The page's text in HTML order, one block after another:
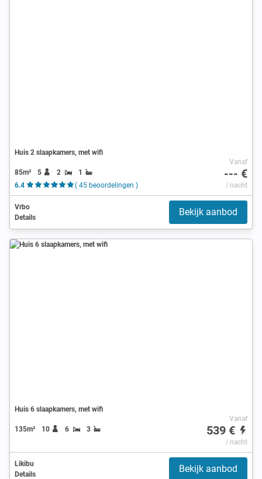
Huis 2 slaapkamers, met wifi
85m² 5 2
1
6.4
( 45 beoordelingen )
Vanaf
--- €
/ nacht
Vrbo
Details
Bekijk aanbod
Huis 6 slaapkamers, met wifi
135m² 10 6 3
Vanaf
539 €
/ nacht
Likibu
Details
Bekijk aanbod